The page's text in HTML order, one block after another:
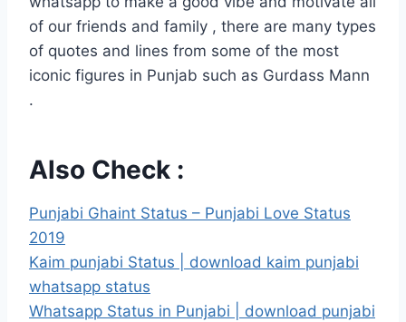
of our friends and family , there are many types
of quotes and lines from some of the most
iconic figures in Punjab such as Gurdass Mann
.
Also Check :
Punjabi Ghaint Status – Punjabi Love Status
2019
Kaim punjabi Status | download kaim punjabi
whatsapp status
Whatsapp Status in Punjabi | download punjabi